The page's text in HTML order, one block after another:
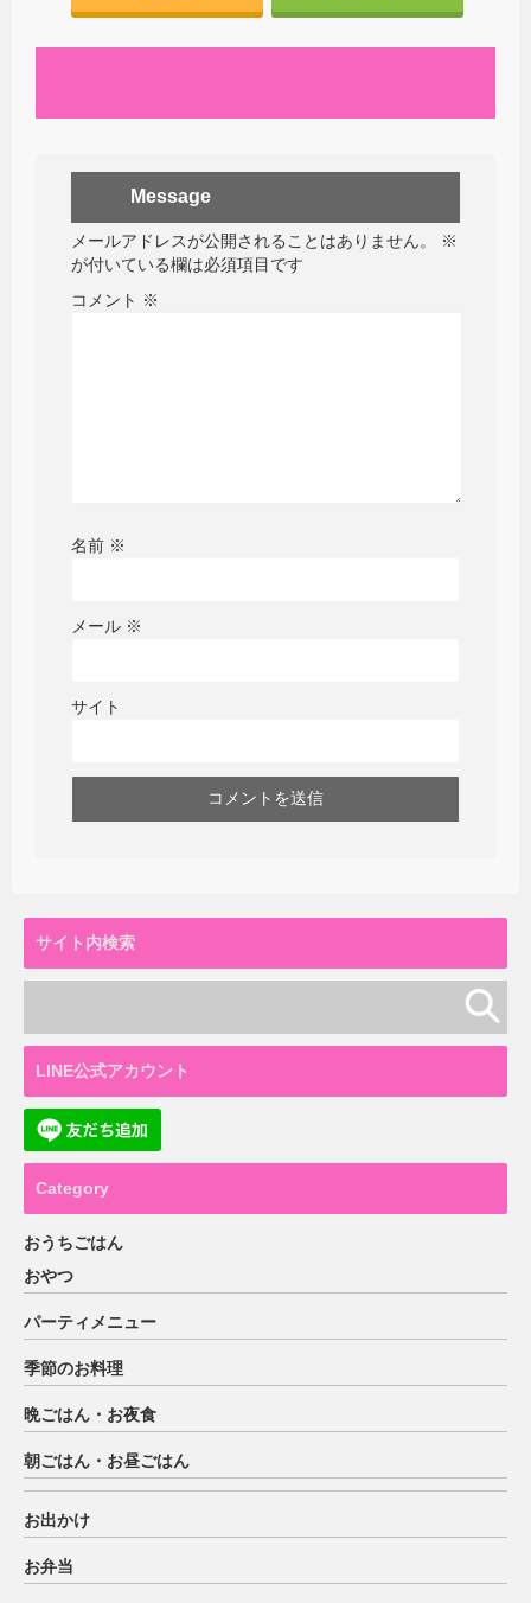
Message
メールアドレスが公開されることはありません。
※
が付いている欄は必須項目です
コメント ※
名前 ※
メール ※
サイト
サイト内検索
LINE公式アカウント
Category
おうちごはん
おやつ
パーティメニュー
季節のお料理
晩ごはん・お夜食
朝ごはん・お昼ごはん
お出かけ
お弁当